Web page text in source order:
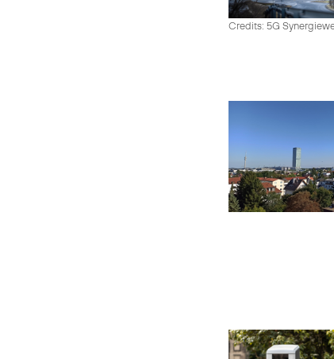
Credits: 5G